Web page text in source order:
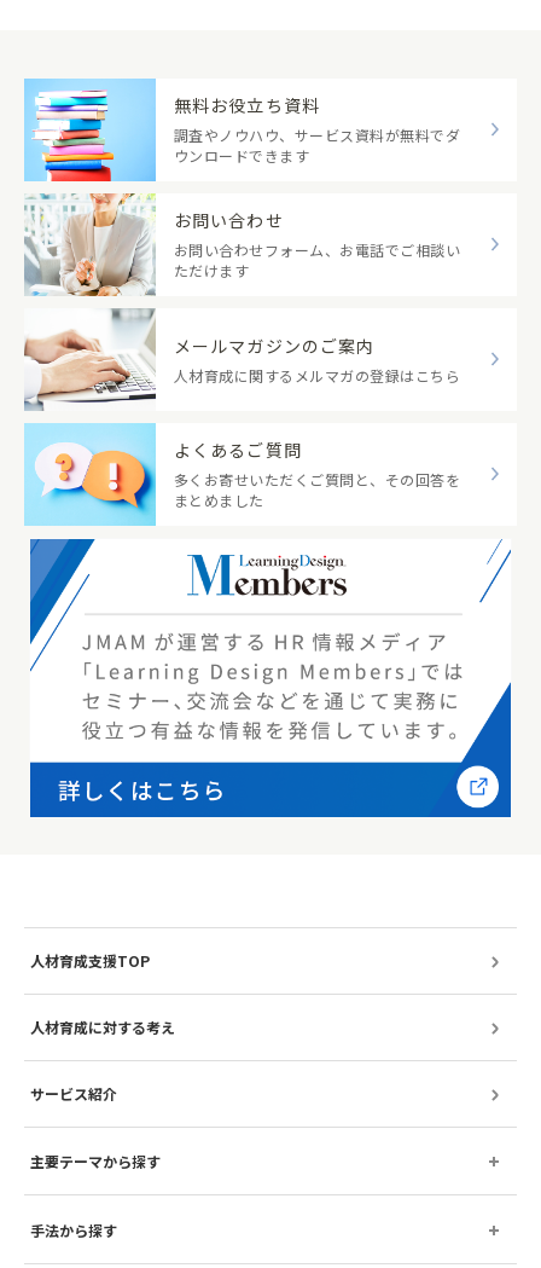
無料お役立ち資料
調査やノウハウ、サービス資料が無料でダ
ウンロードできます
お問い合わせ
お問い合わせフォーム、お電話でご相談い
ただけます
メールマガジンのご案内
人材育成に関するメルマガの登録はこちら
よくあるご質問
多くお寄せいただくご質問と、その回答を
まとめました
人材育成支援TOP
人材育成に対する考え
サービス紹介
主要テーマから探す
手法から探す